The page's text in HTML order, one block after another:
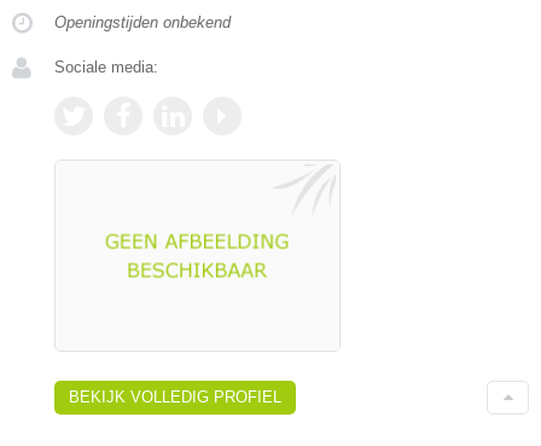
Openingstijden onbekend
Sociale media:
BEKIJK VOLLEDIG PROFIEL